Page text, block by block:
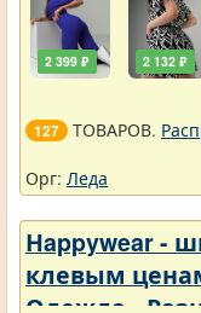
2 399 ₽ 2 132 ₽
127 ТОВАРОВ.
Орг: Леда
Нappywear -
клевым